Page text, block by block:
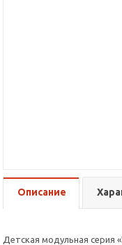
Описание
Детская модульная серия